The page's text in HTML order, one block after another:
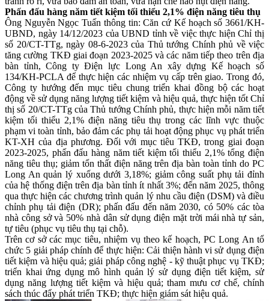
Phấn đấu hàng năm tiết kiệm tối thiểu 2,1% điện năng tiêu thụ
Ông Nguyễn Ngọc Tuấn thông tin: Căn cứ Kế hoạch số 3661/KH-
UBND, ngày 14/12/2023 của UBND tỉnh về việc thực hiện Chỉ thị
số 20/CT-TTg, ngày 08-6-2023 của Thủ tướng Chính phủ về việc
tăng cường TKĐ giai đoạn 2023-2025 và các năm tiếp theo trên địa
bàn tỉnh, Công ty Điện lực Long An xây dựng Kế hoạch số
134/KH-PCLA để thực hiện các nhiệm vụ cấp trên giao. Trong đó,
Công ty hướng đến mục tiêu chung triển khai đồng bộ các hoạt
động về sử dụng năng lượng tiết kiệm và hiệu quả, thực hiện tốt Chỉ
thị số 20/CT-TTg của Thủ tướng Chính phủ, thực hiện mỗi năm tiết
kiệm tối thiểu 2,1% điện năng tiêu thụ trong các lĩnh vực thuộc
phạm vi toàn tỉnh, bảo đảm các phụ tải hoạt động phục vụ phát triển
KT-XH của địa phương. Đối với mục tiêu TKĐ, trong giai đoạn
2023-2025, phấn đấu hàng năm tiết kiệm tối thiểu 2,1% tổng điện
năng tiêu thụ; giảm tổn thất điện năng trên địa bàn toàn tỉnh do PC
Long An quản lý xuống dưới 3,18%; giảm công suất phụ tải đỉnh
của hệ thống điện trên địa bàn tỉnh ít nhất 3%; đến năm 2025, thông
qua thực hiện các chương trình quản lý nhu cầu điện (DSM) và điều
chỉnh phụ tải điện (DR); phấn đấu đến năm 2030, có 50% các tòa
nhà công sở và 50% nhà dân sử dụng điện mặt trời mái nhà tự sản,
tự tiêu (phục vụ tiêu thụ tại chỗ).
Trên cơ sở các mục tiêu, nhiệm vụ theo kế hoạch, PC Long An tổ
chức 5 giải pháp chính để thực hiện: Cải thiện hành vi sử dụng điện
tiết kiệm và hiệu quả; giải pháp công nghệ - kỹ thuật phục vụ TKĐ;
triển khai ứng dụng mô hình quản lý sử dụng điện tiết kiệm, sử
dụng năng lượng tiết kiệm và hiệu quả; tham mưu cơ chế, chính
sách thúc đẩy phát triển TKĐ; thực hiện giám sát hiệu quả.